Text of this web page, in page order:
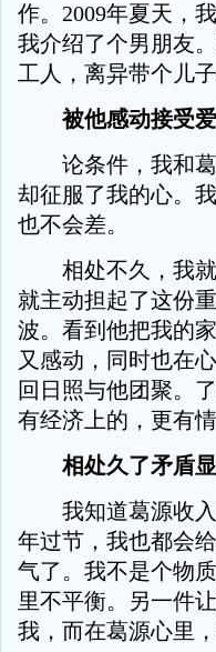
作。2009年夏天，
我介绍了个男朋友
工人，离异带个儿子
被他感动接受
论条件，我和葛
却征服了我的心。
也不会差。
相处不久，我就
就主动担起了这份
波。看到他把我的
又感动，同时也在
回日照与他团聚。
有经济上的，更有情
相处久了矛盾
我知道葛源收入
年过节，我也都会
气了。我不是个物
里不平衡。另一件
我，而在葛源心里